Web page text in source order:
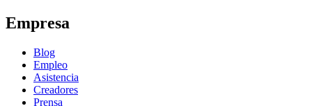
Empresa
Blog
Empleo
Asistencia
Creadores
Prensa